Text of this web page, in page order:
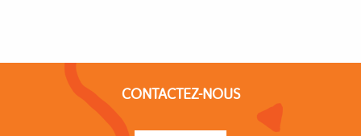
CONTACTEZ-NOUS